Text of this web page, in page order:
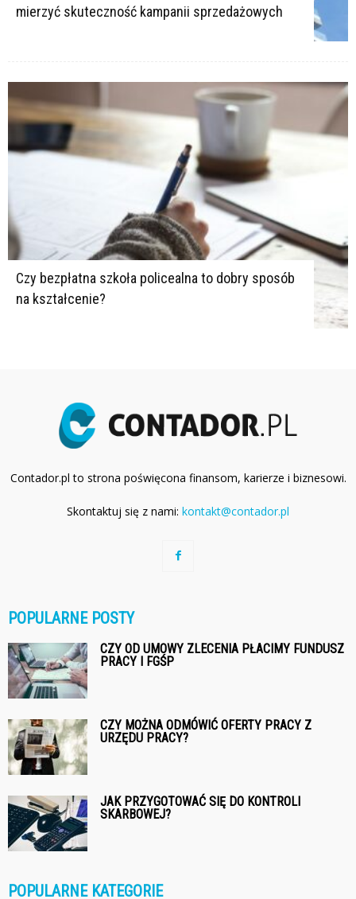
mierzyć skuteczność kampanii sprzedażowych
Czy bezpłatna szkoła policealna to dobry sposób
na kształcenie?
Contador.pl to strona poświęcona finansom, karierze i biznesowi.
Skontaktuj się z nami: kontakt@contador.pl
POPULARNE POSTY
CZY OD UMOWY ZLECENIA PŁACIMY FUNDUSZ
PRACY I FGŚP
CZY MOŻNA ODMÓWIĆ OFERTY PRACY Z
URZĘDU PRACY?
JAK PRZYGOTOWAĆ SIĘ DO KONTROLI
SKARBOWEJ?
POPULARNE KATEGORIE